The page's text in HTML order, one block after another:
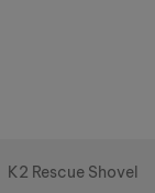
K2 Rescue Shovel